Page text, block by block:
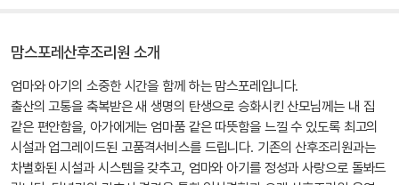
맘스포레산후조리원 소개
엄마와 아기의 소중한 시간을 함께 하는 맘스포레입니다.
출산의 고통을 축복받은 새 생명의 탄생으로 승화시킨 산모님께는 내 집
같은 편안함을, 아가에게는 엄마품 같은 따뜻함을 느낄 수 있도록 최고의
시설과 업그레이드된 고품격서비스를 드립니다. 기존의 산후조리원과는
차별화된 시설과 시스템을 갖추고, 엄마와 아기를 정성과 사랑으로 돌봐드